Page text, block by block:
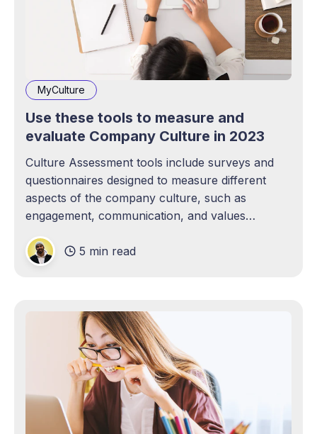
MyCulture
Use these tools to measure and
evaluate Company Culture in 2023
Culture Assessment tools include surveys and
questionnaires designed to measure different
aspects of the company culture, such as
engagement, communication, and values
tools in 2023, which one is best for measuring
culture? Read on.
5 min read